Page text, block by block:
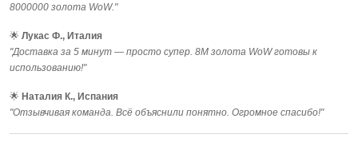
8000000 золота WoW."
🌟 Лукас Ф., Италия
"Доставка за 5 минут — просто супер. 8M золота WoW готовы к
использованию!"
🌟 Наталия К., Испания
"Отзывчивая команда. Всё объяснили понятно. Огромное спасибо!"